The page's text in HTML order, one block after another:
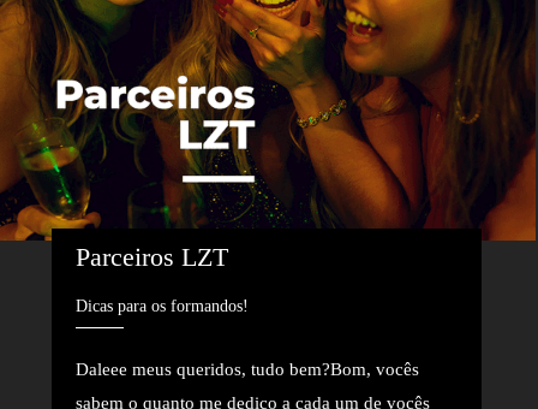
Parceiros LZT
Dicas para os formandos!
Daleee meus queridos, tudo bem?Bom, vocês
sabem o quanto me dedico a cada um de vocês